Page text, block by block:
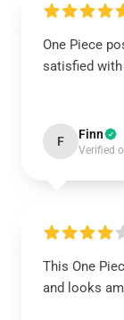
One Piece
satisfied
F Finn
Verified
This One
and looks